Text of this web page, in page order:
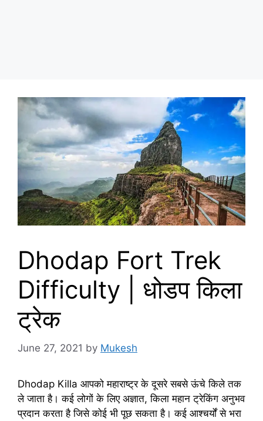
Dhodap Fort Trek
Difficulty | धोडप किला
ट्रेक
June 27, 2021 by Mukesh
Dhodap Killa आपको महाराष्ट्र के दूसरे सबसे ऊंचे किले तक
ले जाता है। कई लोगों के लिए अज्ञात, किला महान ट्रेकिंग अनुभव
प्रदान करता है जिसे कोई भी पूछ सकता है। कई आश्चर्यों से भरा